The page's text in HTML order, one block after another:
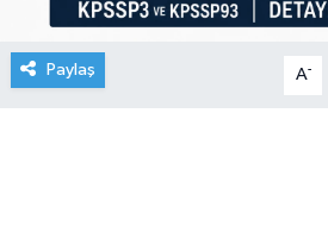
Paylaş A-